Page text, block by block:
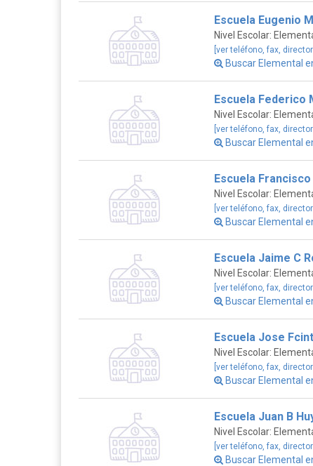
Escuela Eugenio
Nivel Escolar:
[ver teléfono, fax,
Buscar Elemental
Escuela Federico
Nivel Escolar:
[ver teléfono, fax,
Buscar Elemental
Escuela
Nivel Escolar:
[ver teléfono, fax,
Buscar Elemental
Escuela Jaime C
Nivel Escolar:
[ver teléfono, fax,
Buscar Elemental
Escuela Jose
Nivel Escolar:
[ver teléfono, fax,
Buscar Elemental
Escuela Juan B
Nivel Escolar:
[ver teléfono, fax,
Buscar Elemental